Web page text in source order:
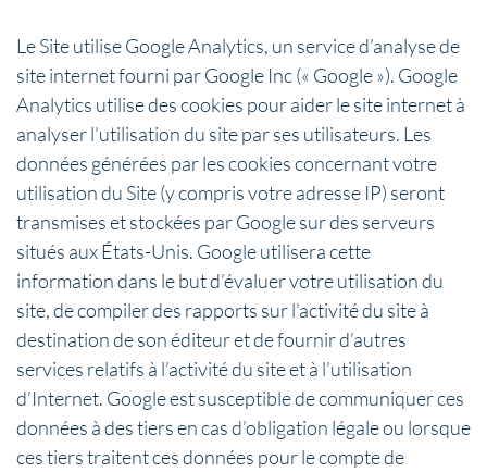
Le Site utilise Google Analytics, un service d’analyse de
site internet fourni par Google Inc (« Google »). Google
Analytics utilise des cookies pour aider le site internet à
analyser l’utilisation du site par ses utilisateurs. Les
données générées par les cookies concernant votre
utilisation du Site (y compris votre adresse IP) seront
transmises et stockées par Google sur des serveurs
situés aux États-Unis. Google utilisera cette
information dans le but d’évaluer votre utilisation du
site, de compiler des rapports sur l’activité du site à
destination de son éditeur et de fournir d’autres
services relatifs à l’activité du site et à l’utilisation
d’Internet. Google est susceptible de communiquer ces
données à des tiers en cas d’obligation légale ou lorsque
ces tiers traitent ces données pour le compte de